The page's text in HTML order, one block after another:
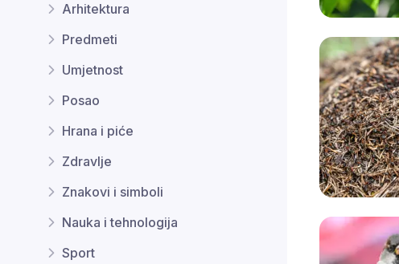
Arhitektura
Predmeti
Umjetnost
Posao
Hrana i piće
Zdravlje
Znakovi i simboli
Nauka i tehnologija
Sport